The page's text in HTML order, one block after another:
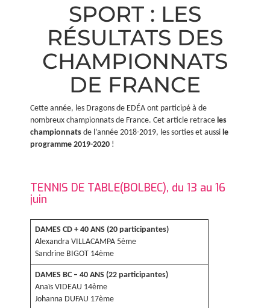
SPORT : LES
RÉSULTATS DES
CHAMPIONNATS
DE FRANCE
Cette année, les Dragons de EDÉA ont participé à de
nombreux championnats de France. Cet article retrace les
championnats de l’année 2018-2019, les sorties et aussi le
programme 2019-2020 !
TENNIS DE TABLE(BOLBEC), du 13 au 16
juin
DAMES CD + 40 ANS (20 participantes)
Alexandra VILLACAMPA 5ème
Sandrine BIGOT 14ème
DAMES BC – 40 ANS (22 participantes)
Anaïs VIDEAU 14ème
Johanna DUFAU 17ème